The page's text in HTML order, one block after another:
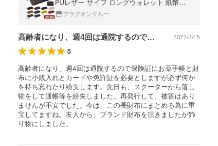
PUレザー サイフ ロングウォレット 紙幣小
銭入れ Z3P セール【パケ3】 爆買
フラグオンクルー
高齢者になり、週4回は通院するので保険… 2022/3/15
5
高齢者になり、週4回は通院するので保険証にお薬手帳と財
布に小銭入れとカードや免許証を必要としますが必ず何か
を持ち忘れたり紛失します。先日も、スクーターから落し
物をして通帳等を紛失しました。再発行して、被害はあり
ませんが不安でした。今は、この長財布にまとめる為に重
宝してますね。友人から、ブランド財布を頂きましたが飾
り物にしました。